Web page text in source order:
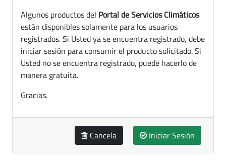
Algunos productos del Portal de Servicios Climáticos
están disponibles solamente para los usuarios
registrados. Si Usted ya se encuentra registrado, debe
iniciar sesión para consumir el producto solicitado. Si
Usted no se encuentra registrado, puede hacerlo de
manera gratuita.
Gracias.
Cancela Iniciar Sesión